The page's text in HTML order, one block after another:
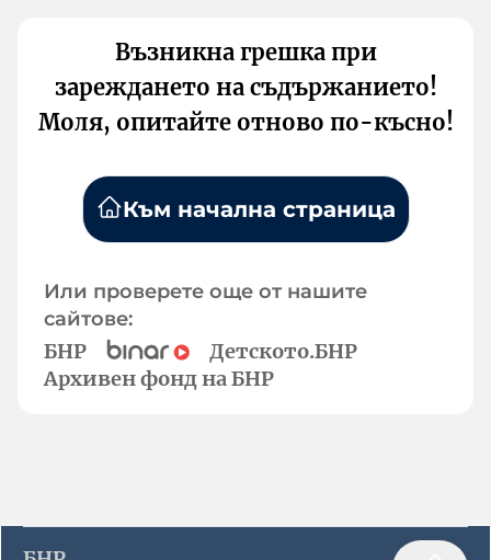
Възникна грешка при
зареждането на съдържанието!
Моля, опитайте отново по-късно!
Към начална страница
Или проверете още от нашите
сайтове:
БНР
Детското.БНР
Архивен фонд на БНР